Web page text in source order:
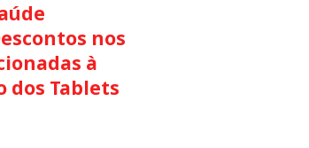
nos
à
dos Tablets